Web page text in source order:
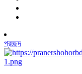
প্রচ্ছদ